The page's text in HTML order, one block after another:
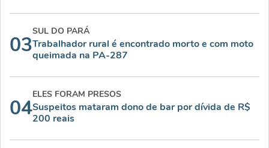
03
SUL DO PARÁ
Trabalhador rural é encontrado morto e com moto
queimada na PA-287
04
ELES FORAM PRESOS
Suspeitos mataram dono de bar por dívida de R$
200 reais